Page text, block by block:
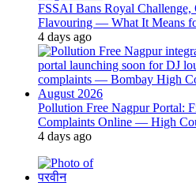
FSSAI Bans Royal
Flavouring — What It Means
4 days ago
Pollution Free Nagpur Portal:
Complaints Online — High
4 days ago